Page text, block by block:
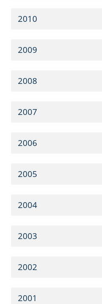
2010
2009
2008
2007
2006
2005
2004
2003
2002
2001